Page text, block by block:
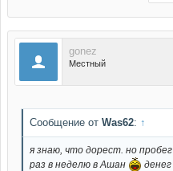
gonez
Местный
Сообщение от Was62: ↑
я знаю, что дорест. но
раз в неделю в Ашан